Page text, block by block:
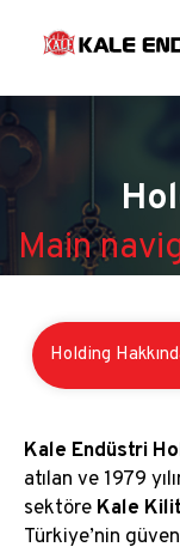
Main
Holding
Main
navigation
Tarihçe
Kurucumuz:
Kale Endüstri
atılan ve 1979
sektöre Kale Kilit
Türkiye’nin